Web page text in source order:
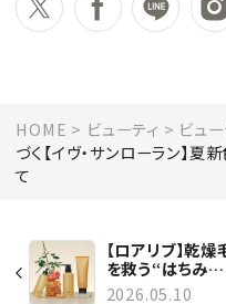
HOME ビューティ ビュ
づく【イヴ・サンローラン】
て
【ロアリブ】乾燥
を救う“はちみつ
ケア”。毎日の3ス
2026.05.10